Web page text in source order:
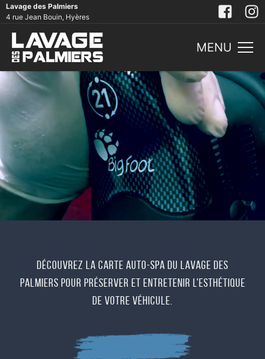
Lavage des Palmiers
4 rue Jean Bouin, Hyères
MENU
Découvrez la carte auto-spa du lavage des
palmiers pour préserver et entretenir l’esthétique
de votre véhicule.